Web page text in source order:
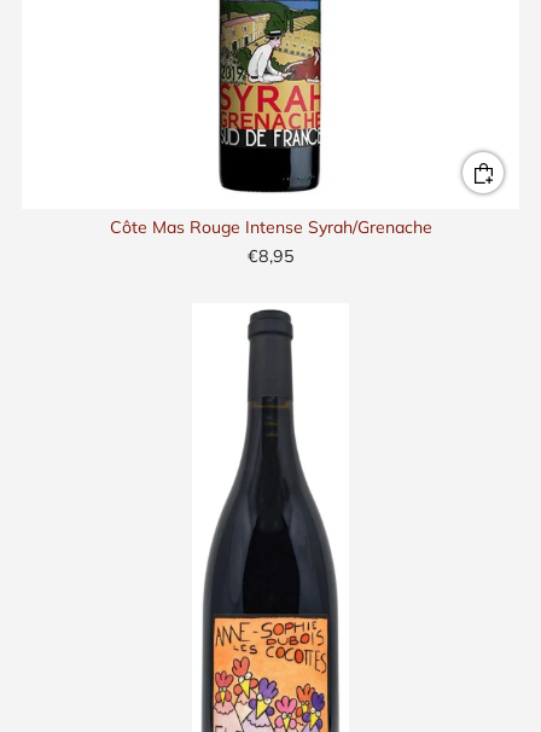
Côte Mas Rouge Intense Syrah/Grenache
€8,95